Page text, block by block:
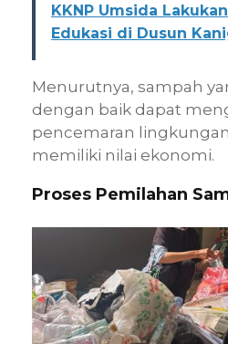
KKNP Umsida
Edukasi di Dusun
Menurutnya, sampah
dengan baik dapat
pencemaran
memiliki nilai ekonomi.
Proses Pemilahan